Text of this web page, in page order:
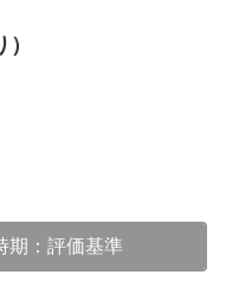
期：評価基準